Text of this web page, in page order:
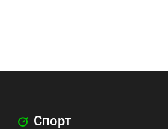
Спорт